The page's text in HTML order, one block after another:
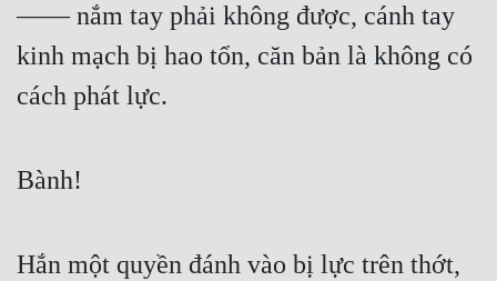
—— nắm tay phải không được, cánh tay
kinh mạch bị hao tổn, căn bản là không có
cách phát lực.
Bành!
Hắn một quyền đánh vào bị lực trên thớt,